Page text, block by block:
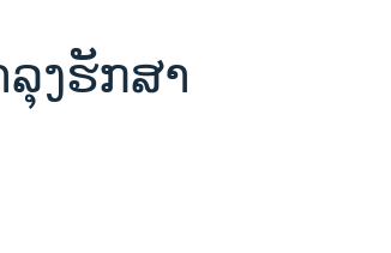
ງຮັກສາ